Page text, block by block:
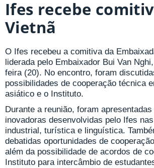
Ifes recebe
Vietnã
O Ifes recebeu a comitiva da
liderada pelo Embaixador Bui Van
feira (20). No encontro, foram
possibilidades de cooperação técnica
asiático e o Instituto.
Durante a reunião, foram
inovadoras desenvolvidas pelo Ifes
industrial, turística e linguística.
debatidas oportunidades de
além da possibilidade de acordos de
Instituto para intercâmbio de